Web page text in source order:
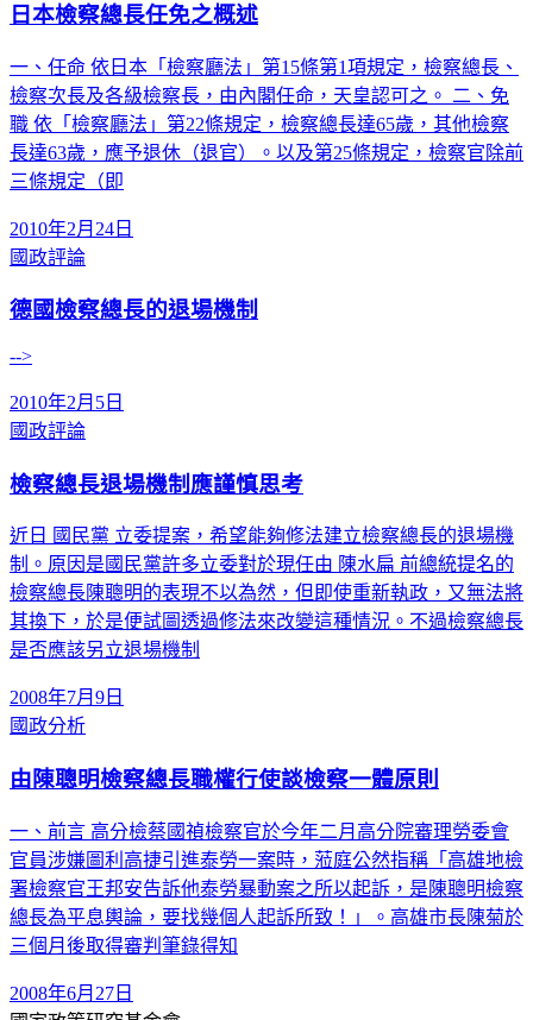
日本檢察總長任免之概述
一、任命 依日本「檢察廳法」第15條第1項規定，檢察總長、
檢察次長及各級檢察長，由內閣任命，天皇認可之。 二、免
職 依「檢察廳法」第22條規定，檢察總長達65歲，其他檢察
長達63歲，應予退休（退官）。以及第25條規定，檢察官除前
三條規定（即
2010年2月24日
國政評論
德國檢察總長的退場機制
-->
2010年2月5日
國政評論
檢察總長退場機制應謹慎思考
近日 國民黨 立委提案，希望能夠修法建立檢察總長的退場機
制。原因是國民黨許多立委對於現任由 陳水扁 前總統提名的
檢察總長陳聰明的表現不以為然，但即使重新執政，又無法將
其換下，於是便試圖透過修法來改變這種情況。不過檢察總長
是否應該另立退場機制
2008年7月9日
國政分析
由陳聰明檢察總長職權行使談檢察一體原則
一、前言 高分檢蔡國禎檢察官於今年二月高分院審理勞委會
官員涉嫌圖利高捷引進泰勞一案時，蒞庭公然指稱「高雄地檢
署檢察官王邦安告訴他泰勞暴動案之所以起訴，是陳聰明檢察
總長為平息輿論，要找幾個人起訴所致！」。高雄市長陳菊於
三個月後取得審判筆錄得知
2008年6月27日